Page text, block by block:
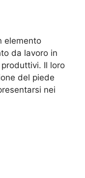
elemento
da lavoro in
Il loro
del piede
nei